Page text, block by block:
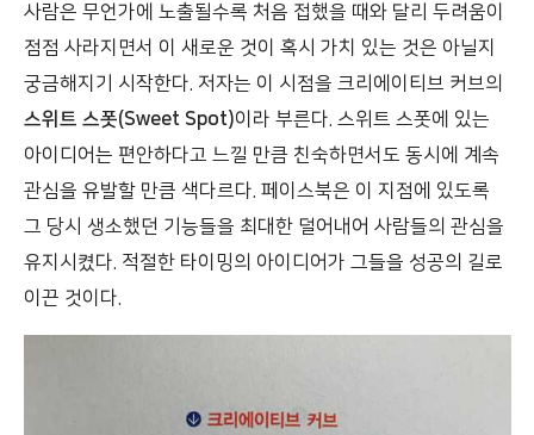
사람은 무언가에 노출될수록 처음 접했을 때와 달리 두려움이
점점 사라지면서 이 새로운 것이 혹시 가치 있는 것은 아닐지
궁금해지기 시작한다. 저자는 이 시점을 크리에이티브 커브의
스위트 스폿(Sweet Spot)이라 부른다. 스위트 스폿에 있는
아이디어는 편안하다고 느낄 만큼 친숙하면서도 동시에 계속
관심을 유발할 만큼 색다르다. 페이스북은 이 지점에 있도록
그 당시 생소했던 기능들을 최대한 덜어내어 사람들의 관심을
유지시켰다. 적절한 타이밍의 아이디어가 그들을 성공의 길로
이끈 것이다.